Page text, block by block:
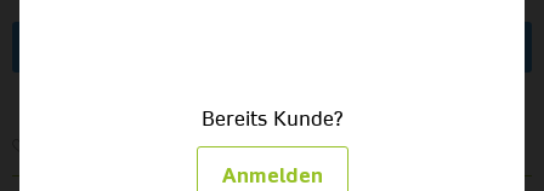
Bereits Kunde?
Anmelden